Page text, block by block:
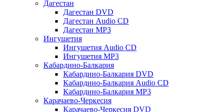
Дагестан
Дагестан DVD
Дагестан Audio CD
Дагестан MP3
Ингушетия
Ингушетия Audio CD
Ингушетия MP3
Кабардино-Балкария
Кабардино-Балкария DVD
Кабардино-Балкария Audio CD
Кабардино-Балкария MP3
Карачаево-Черкесия
Карачаево-Черкесия DVD